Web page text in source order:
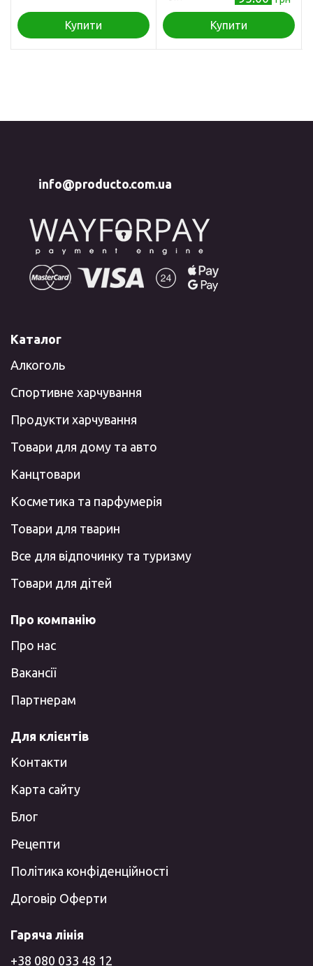
Купити Купити
info@producto.com.ua
Каталог
Алкоголь
Спортивне харчування
Продукти харчування
Товари для дому та авто
Канцтовари
Косметика та парфумерія
Товари для тварин
Все для відпочинку та туризму
Товари для дітей
Про компанію
Про нас
Вакансії
Партнерам
Для клієнтів
Контакти
Карта сайту
Блог
Рецепти
Політика конфіденційності
Договір Оферти
Гаряча лінія
+38 080 033 48 12